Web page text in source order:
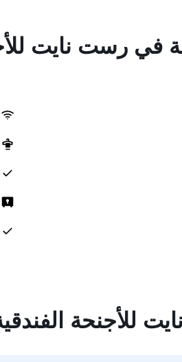
في رست نايت
للأجنحة